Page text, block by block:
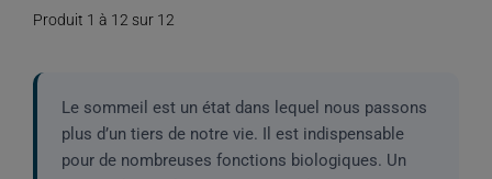
Produit 1 à 12 sur 12
Le sommeil est un état dans lequel nous passons
plus d’un tiers de notre vie. Il est indispensable
pour de nombreuses fonctions biologiques. Un